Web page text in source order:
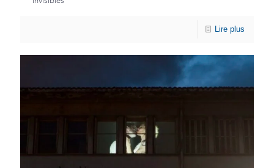
Lire plus